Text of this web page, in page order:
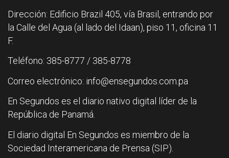
Dirección: Edificio Brazil 405, vía Brasil, entrando por
la Calle del Agua (al lado del Idaan), piso 11, oficina 11
F.
Teléfono: 385-8777 / 385-8778
Correo electrónico: info@ensegundos.com.pa
En Segundos es el diario nativo digital líder de la
República de Panamá.
El diario digital En Segundos es miembro de la
Sociedad Interamericana de Prensa (SIP).